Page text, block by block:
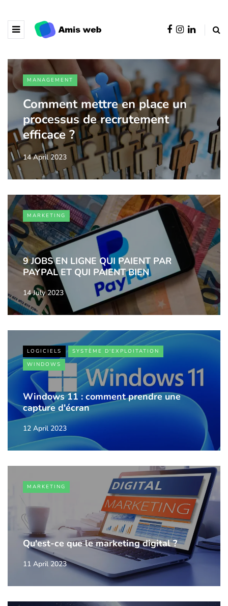
MANAGEMENT
Comment mettre en place un
processus de recrutement
efficace ?
14 April 2023
MARKETING
9 JOBS EN LIGNE QUI PAIENT PAR
PAYPAL ET QUI PAIENT BIEN
14 July 2023
LOGICIELS
SYSTÈME D'EXPLOITATION
WINDOWS
Windows 11 : comment prendre une
capture d'écran
12 April 2023
MARKETING
Qu'est-ce que le marketing digital ?
11 April 2023